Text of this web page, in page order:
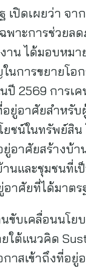
ปิดเผยว่า จา
ฉพาะการช่วย
น ได้มอบหมา
การขยายโอ
นปี 2569 กา
อยู่อาศัยสำหรั
ยชน์ในทรัพย์
อาศัยสร้างบ้า
และชุมชนที่เ
าศัยที่ได้มาต
ขับเคลื่อนนโย
ยใต้แนวคิด
าสเข้าถึงที่อ